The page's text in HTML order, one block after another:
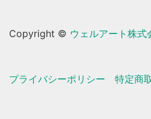
Copyright © ウェルアート株式
プライバシーポリシー 特定商